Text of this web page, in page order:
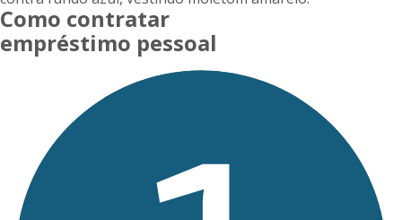
Como contratar
empréstimo pessoal